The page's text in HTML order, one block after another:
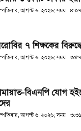
আগস্ট ৬, ২০২৬; সময় : ৪:০৭
৭ শিক্ষকের
আগস্ট ৬, ২০২৬; সময় : ৩:৫৭
বিএনপি যোগ
আগস্ট ৬, ২০২৬; সময় : ৩:৩১